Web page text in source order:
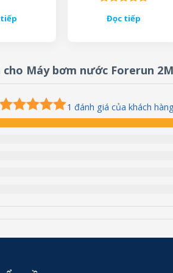
hạng 5.00
Đọc tiếp
cho Máy bơm nước Forerun
1 đánh giá của khách